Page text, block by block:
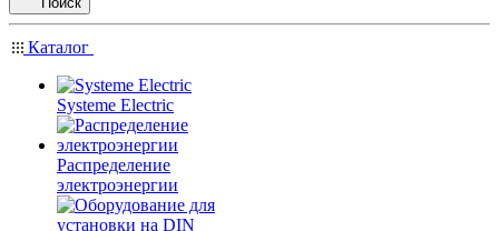
Каталог
Systeme Electric
Распределение
электроэнергии